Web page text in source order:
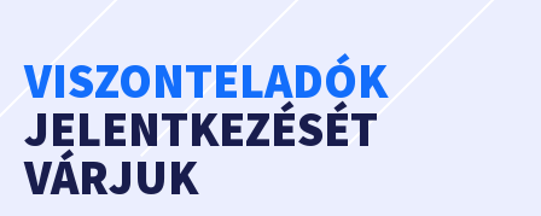
VISZONTELADÓK
JELENTKEZÉSÉT
VÁRJUK